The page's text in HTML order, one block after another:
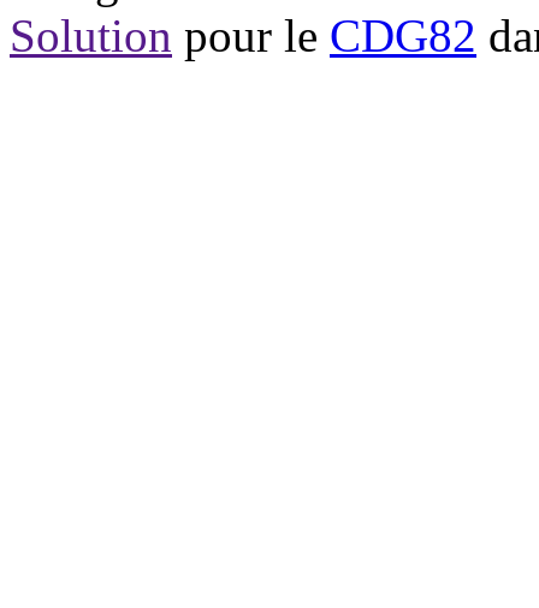
Solution pour le CDG82